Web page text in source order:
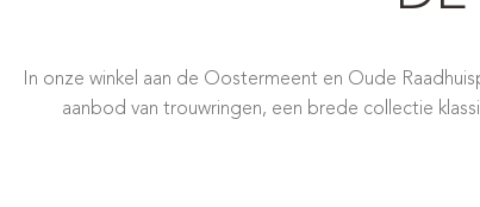
In onze winkel aan de Oostermeent en Oude
aanbod van trouwringen, een brede collectie